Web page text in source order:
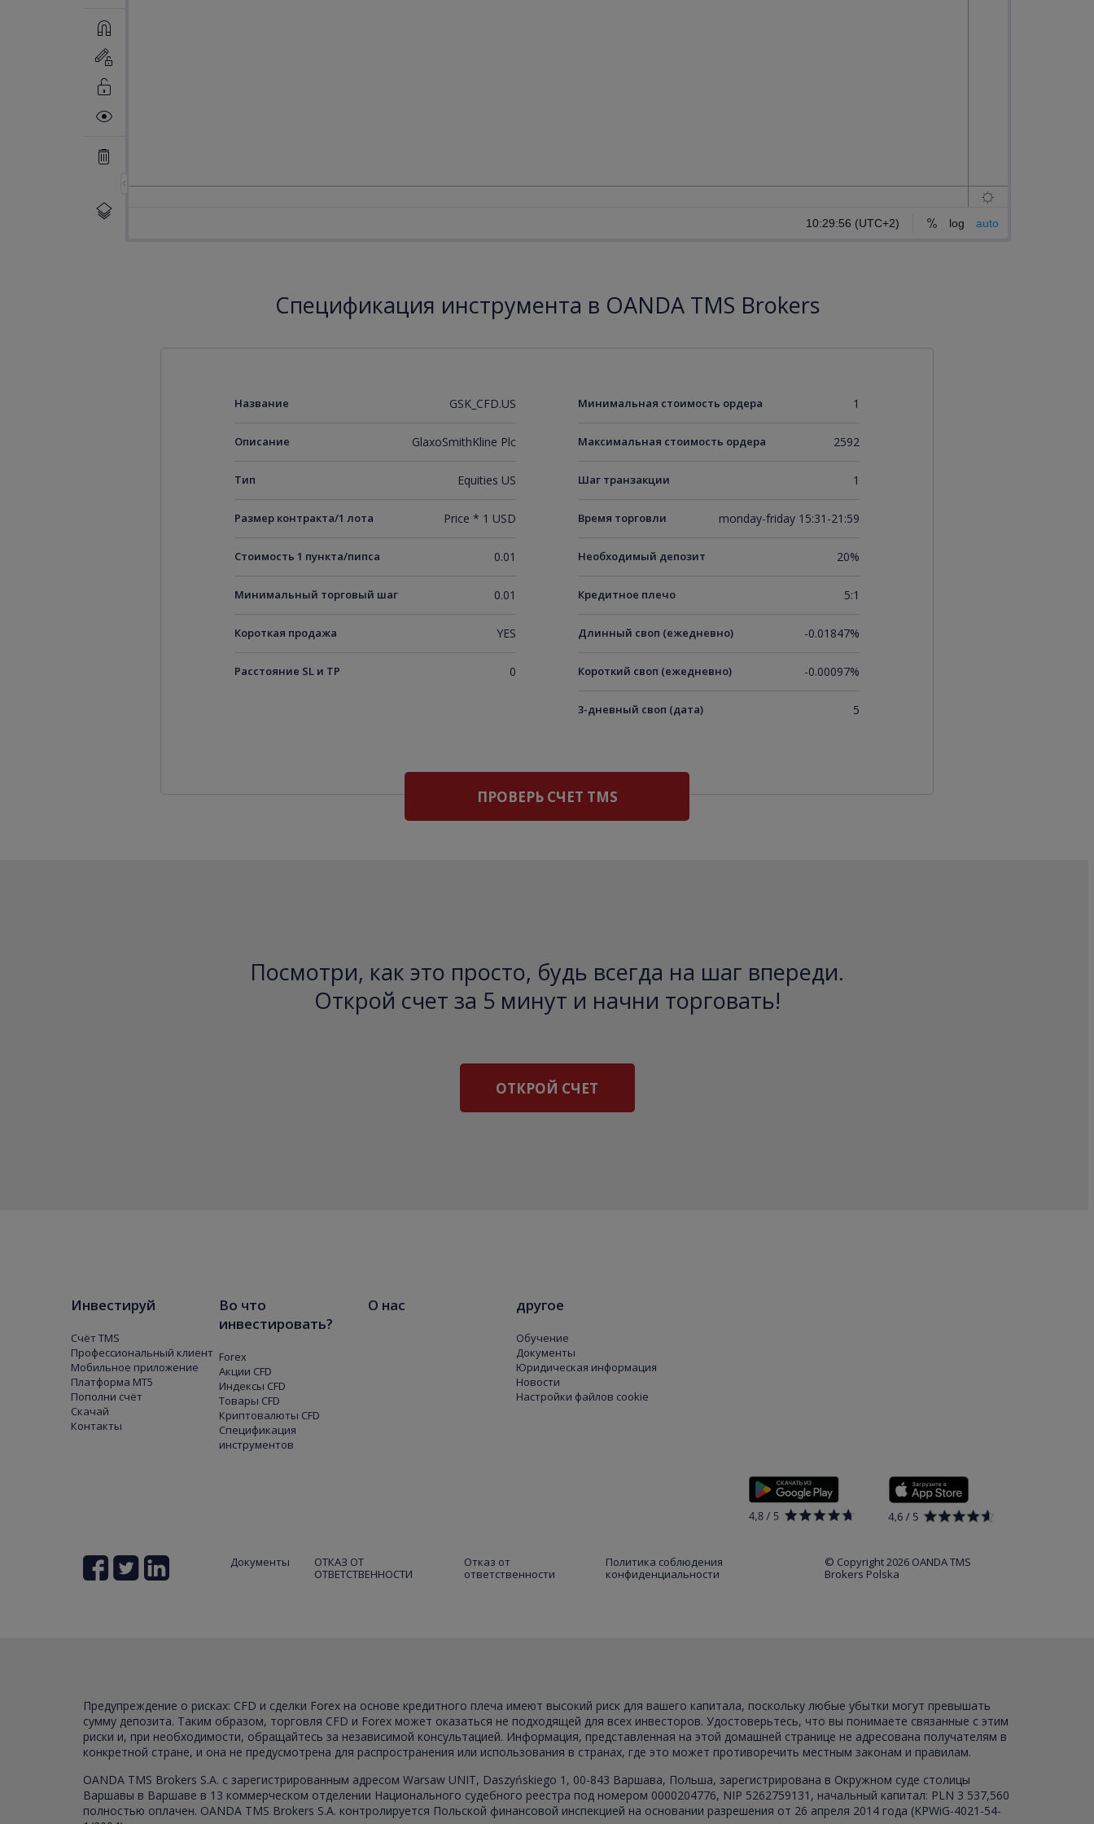
Спецификация инструмента в OANDA TMS Brokers
Название GSK_CFD.US
Описание GlaxoSmithKline Plc
Тип Equities US
Размер контракта/1 лота Price * 1 USD
Стоимость 1 пункта/пипса 0.01
Минимальный торговый шаг 0.01
Короткая продажа YES
Расстояние SL и TP 0
Минимальная стоимость ордера 1
Максимальная стоимость ордера 2592
Шаг транзакции 1
Время торговли monday-friday 15:31-21:59
Необходимый депозит 20%
Кредитное плечо 5:1
Длинный своп (ежедневно) -0.01847%
Короткий своп (ежедневно) -0.00097%
3-дневный своп (дата) 5
ПРОВЕРЬ СЧЕТ TMS
Посмотри, как это просто, будь всегда на шаг впереди.
Открой счет за 5 минут и начни торговать!
ОТКРОЙ СЧЕТ
Инвестируй
Счёт TMS
Профессиональный клиент
Мобильное приложение
Платформа МТ5
Пополни счёт
Скачай
Контакты
Во что
инвестировать?
Forex
Акции CFD
Индексы CFD
Товары CFD
Криптовалюты CFD
Спецификация
инструментов
О нас другое
Обучение
Документы
Юридическая информация
Новости
Настройки файлов cookie
Документы
ОТКАЗ ОТ
ОТВЕТСТВЕННОСТИ
Отказ от
ответственности
Политика соблюдения
конфиденциальности
© Copyright 2026 OANDA TMS
Brokers Polska
Предупреждение о рисках: CFD и сделки Forex на основе кредитного плеча имеют высокий риск для вашего капитала, поскольку любые убытки могут превышать
сумму депозита. Таким образом, торговля CFD и Forex может оказаться не подходящей для всех инвесторов. Удостоверьтесь, что вы понимаете связанные с этим
риски и, при необходимости, обращайтесь за независимой консультацией. Информация, представленная на этой домашней странице не адресована получателям в
конкретной стране, и она не предусмотрена для распространения или использования в странах, где это может противоречить местным законам и правилам.
OANDA TMS Brokers S.A. с зарегистрированным адресом Warsaw UNIT, Daszyńskiego 1, 00-843 Варшава, Польша, зарегистрирована в Окружном суде столицы
Варшавы в Варшаве в 13 коммерческом отделении Национального судебного реестра под номером 0000204776, NIP 5262759131, начальный капитал: PLN 3 537,560
полностью оплачен. OANDA TMS Brokers S.A. контролируется Польской финансовой инспекцией на основании разрешения от 26 апреля 2014 года (KPWiG-4021-54-